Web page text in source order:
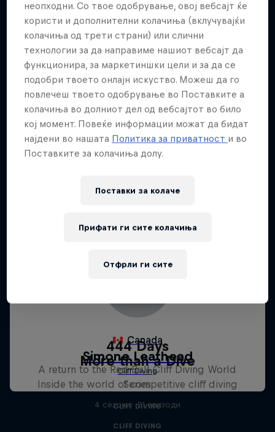
444 Days
A return to the Red Bull Cliff Diving World
Series
CLIFF DIVING
More than a Dive
Inside the world of competitive cliff diving
4 сезони · 21 епизоди
CLIFF DIVING
неопходни. Со твое одобрување, овој вебсајт ќе
користи и дополнителни колачиња (вклучувајќи
колачиња од трети страни) или слични
технологии за да направиме нашиот вебсајт да
функционира, за маркетиншки цели и за да се
подобри твоето онлајн искуство. Можеш да го
повлечеш твоето одобрување во Поставките а
колачиња во долниот дел од вебсајтот во било
кој момент. Повеќе информации можат да бидат
најдени во нашата Политика за приватност и во
Поставките за колачиња долу.
Поставки за колачe
Отфрли ги сите
Прифати ги сите колачиња